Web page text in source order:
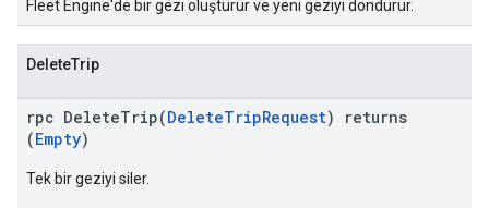
Fleet Engine'de bir gezi oluşturur ve yeni geziyi döndürür.
DeleteTrip
rpc DeleteTrip(DeleteTripRequest) returns
(Empty)
Tek bir geziyi siler.